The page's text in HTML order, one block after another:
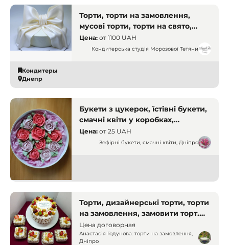
Торти, торти на замовлення,
мусові торти, торти на свято,
тістечка. Дніпро. Кухарі і
кондитери
Цена: от 1100 UAH
Кондитерська студія Морозової Тетяни
Кондитеры
Днепр
Букети з цукерок, їстівні букети,
смачні квіти у коробках,
доставка. Дніпро
Цена: от 25 UAH
Зефірні букети, смачні квіти, Дніпро
Кондитеры
Торти, дизайнерські торти, торти
на замовлення, замовити торт.
Дніпро
Цена договорная
Анастасія Годунова: торти на замовлення,
Дніпро